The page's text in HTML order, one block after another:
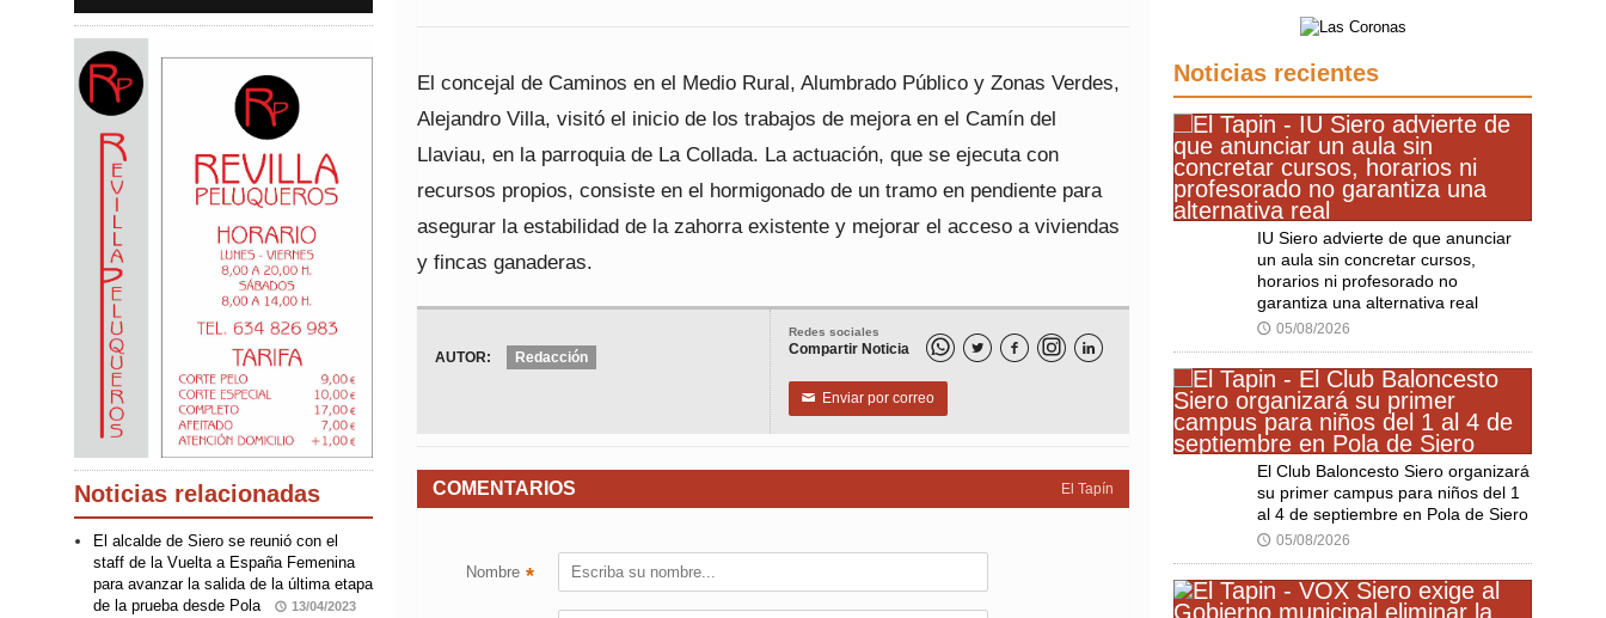
El concejal de Caminos en el Medio Rural, Alumbrado Público y Zonas Verdes,
Alejandro Villa, visitó el inicio de los trabajos de mejora en el Camín del
Llaviau, en la parroquia de La Collada. La actuación, que se ejecuta con
recursos propios, consiste en el hormigonado de un tramo en pendiente para
asegurar la estabilidad de la zahorra existente y mejorar el acceso a viviendas
y fincas ganaderas.
Redes sociales
Compartir Noticia   
✉ Enviar por correo
AUTOR: Redacción
El Tapín
COMENTARIOS
Nombre *
Noticias relacionadas
El alcalde de Siero se reunió con el
staff de la Vuelta a España Femenina
para avanzar la salida de la última etapa
de la prueba desde Pola
13/04/2023
Noticias recientes
IU Siero advierte de que anunciar
un aula sin concretar cursos,
horarios ni profesorado no
garantiza una alternativa real
🕔 05/08/2026
El Club Baloncesto Siero organizará
su primer campus para niños del 1
al 4 de septiembre en Pola de Siero
🕔 05/08/2026